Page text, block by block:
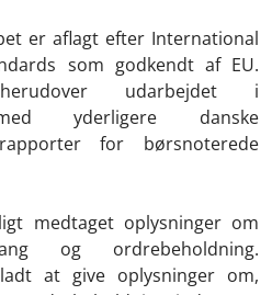
er aflagt efter International
som godkendt af EU.
udarbejdet i
yderligere danske
for børsnoterede
medtaget oplysninger om
og ordrebeholdning.
at give oplysninger om,